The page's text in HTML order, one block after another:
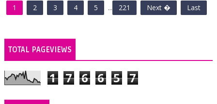
1 2 3 4 5 ... 221 Next � Last
TOTAL PAGEVIEWS
1 7 6 6 5 7